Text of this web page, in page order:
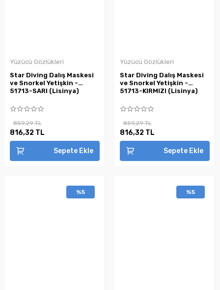
Yüzücü Gözlükleri
Star Diving Dalış Maskesi
ve Snorkel Yetişkin -
51713-SARI (Lisinya)
859,29 TL
816,32 TL
Sepete Ekle
Yüzücü Gözlükleri
Star Diving Dalış Maskesi
ve Snorkel Yetişkin -
51713-KIRMIZI (Lisinya)
859,29 TL
816,32 TL
Sepete Ekle
%5 %5